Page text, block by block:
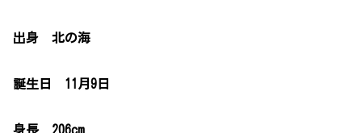
出身 北の海
誕生日 11月9日
身長 206cm